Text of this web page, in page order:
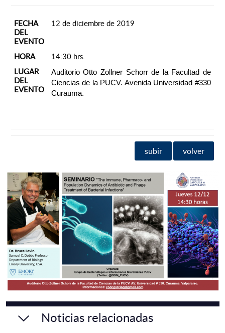
FECHA
DEL
EVENTO
12 de diciembre de 2019
HORA
14:30 hrs.
LUGAR
DEL
EVENTO
Auditorio Otto Zollner Schorr de la Facultad de
Ciencias de la PUCV. Avenida Universidad #330
Curauma.
subir volver
Noticias relacionadas